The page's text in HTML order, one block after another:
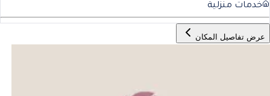
خدمات منزلية
عرض تفاصيل المكان